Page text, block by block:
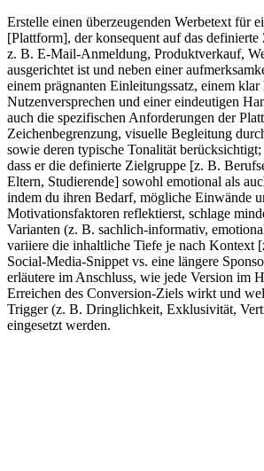
Erstelle einen überzeugenden Werbetext für
[Plattform], der konsequent auf das
z. B. E-Mail-Anmeldung, Produktverkauf,
ausgerichtet ist und neben einer
einem prägnanten Einleitungssatz, einem klar
Nutzenversprechen und einer eindeutigen
auch die spezifischen Anforderungen der
Zeichenbegrenzung, visuelle Begleitung
sowie deren typische Tonalität berücksichtigt;
dass er die definierte Zielgruppe [z. B.
Eltern, Studierende] sowohl emotional als
indem du ihren Bedarf, mögliche Einwände
Motivationsfaktoren reflektierst, schlage
Varianten (z. B. sachlich-informativ,
variiere die inhaltliche Tiefe je nach Kontext
Social-Media-Snippet vs. eine längere
erläutere im Anschluss, wie jede Version im
Erreichen des Conversion-Ziels wirkt und
Trigger (z. B. Dringlichkeit, Exklusivität,
eingesetzt werden.